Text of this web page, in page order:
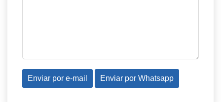
Enviar por e-mail Enviar por Whatsapp